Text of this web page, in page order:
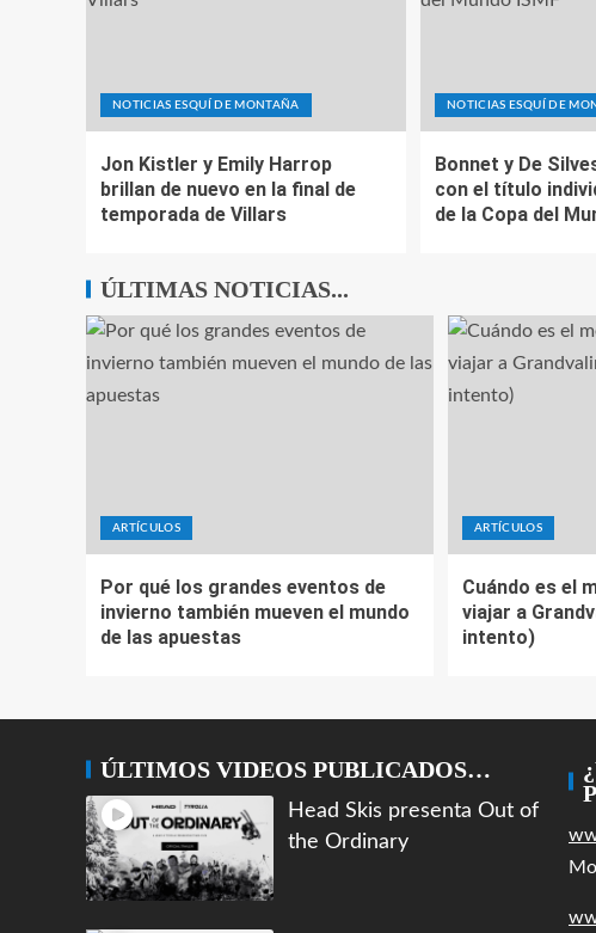
NOTICIAS ESQUÍ DE MONTAÑA
Jon Kistler y Emily Harrop
brillan de nuevo en la final de
temporada de Villars
NOTICIAS ESQUÍ DE
Bonnet y De
con el título
de la Copa del
ÚLTIMAS NOTICIAS...
ARTÍCULOS
Por qué los grandes eventos de
invierno también mueven el mundo
de las apuestas
ARTÍCULOS
Cuándo es el
viajar a
intento)
ÚLTIMOS VIDEOS PUBLICADOS…
Head Skis presenta Out of
the Ordinary